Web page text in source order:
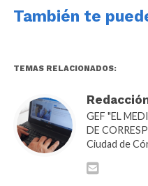
caras nuevas aparecen
Salta Básket, Tiago
En cuanto a la
Buchaillot, Maximiliano
serán los bases.
También te
TEMAS RELACIONADOS:
GEF "EL
DE
Ciudad de